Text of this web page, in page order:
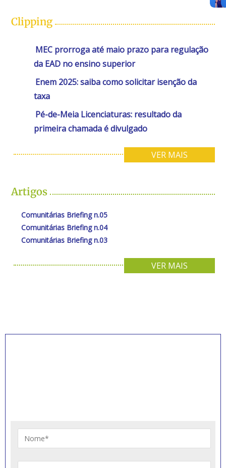
Clipping
MEC prorroga até maio prazo para regulação
da EAD no ensino superior
Enem 2025: saiba como solicitar isenção da
taxa
Pé-de-Meia Licenciaturas: resultado da
primeira chamada é divulgado
VER MAIS
Artigos
Comunitárias Briefing n.05
Comunitárias Briefing n.04
Comunitárias Briefing n.03
VER MAIS